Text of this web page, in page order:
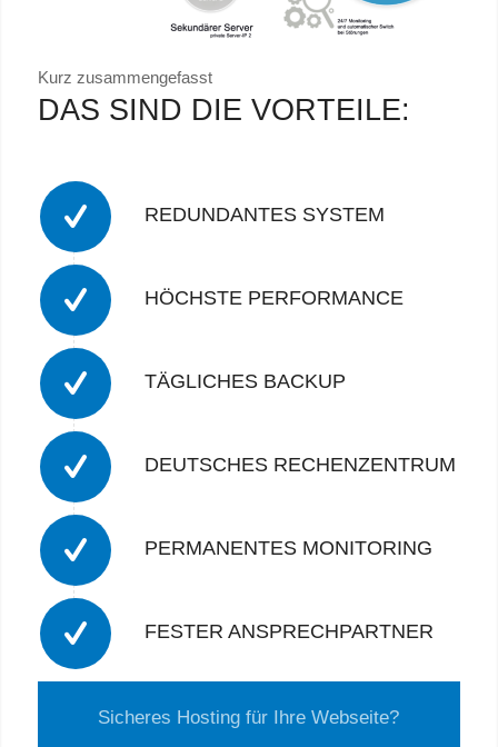
Kurz zusammengefasst
DAS SIND DIE VORTEILE:
REDUNDANTES SYSTEM
HÖCHSTE PERFORMANCE
TÄGLICHES BACKUP
DEUTSCHES RECHENZENTRUM
PERMANENTES MONITORING
FESTER ANSPRECHPARTNER
Sicheres Hosting für Ihre Webseite?